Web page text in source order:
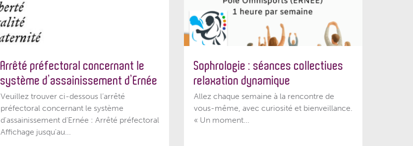
Arrêté préfectoral concernant le
système d’assainissement d’Ernée
Veuillez trouver ci-dessous l’arrêté
préfectoral concernant le système
d'assainissement d'Ernée : Arrêté préfectoral
Affichage jusqu'au...
Sophrologie : séances collectives
relaxation dynamique
Allez chaque semaine à la rencontre de
vous-même, avec curiosité et bienveillance.
« Un moment...